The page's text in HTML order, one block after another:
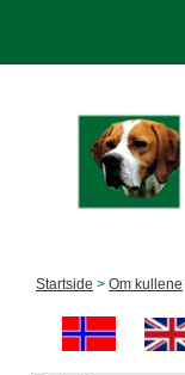
Startside > Om kullene